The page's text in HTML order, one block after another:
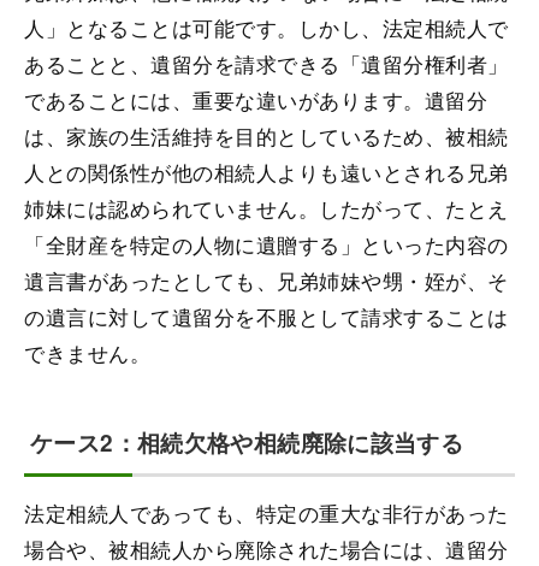
人」となることは可能です。しかし、法定相続人で
あることと、遺留分を請求できる「遺留分権利者」
であることには、重要な違いがあります。遺留分
は、家族の生活維持を目的としているため、被相続
人との関係性が他の相続人よりも遠いとされる兄弟
姉妹には認められていません。したがって、たとえ
「全財産を特定の人物に遺贈する」といった内容の
遺言書があったとしても、兄弟姉妹や甥・姪が、そ
の遺言に対して遺留分を不服として請求することは
できません。
ケース2：相続欠格や相続廃除に該当する
法定相続人であっても、特定の重大な非行があった
場合や、被相続人から廃除された場合には、遺留分